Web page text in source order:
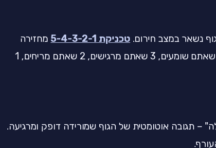
נשאר במצב חירום. טכניקת 5-4-3-2-1
מחזירה
אתכם להווה: 5 דברים שאתם רואים, 4 שאתם שומעים, 3 שאתם מרגישים, 2 שאתם מריחים, 1
– תגובה אוטומטית של הגוף שמורידה דופק ומרגיעה.